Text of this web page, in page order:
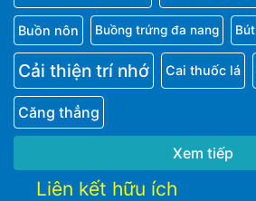
Buồn nôn Buồng trứng đa nang Bút
Cải thiện trí nhớ Cai thuốc lá
Căng thẳng
Xem tiếp
Liên kết hữu ích